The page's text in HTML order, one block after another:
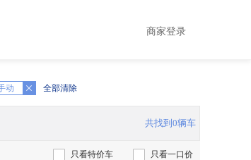
商家登录
动 全部清除
共找到0辆车
只看特价车 只看一口价